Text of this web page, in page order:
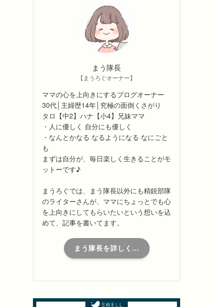
まう隊長
【まうろぐオーナー】
ママの心を上向きにするブログオーナー
30代│主婦歴14年│究極の面倒くさがり
タロ【中2】ハナ【小4】兄妹ママ
・人に優しく 自分にも優しく
・なんとかなる なるようになる なにごと
も
まずは自分が、毎日楽しく生きることがモ
ットーです♪
まうろぐでは、まう隊長以外にも精鋭部隊
のライターさんが、ママにちょっとでも心
を上向きにしてもらいたいという想いを込
めて、記事を書いてます。
まう隊長を詳しく…